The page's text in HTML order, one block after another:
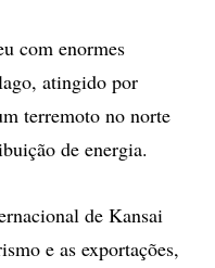
com enormes
atingido por
terremoto no norte
de energia.
de Kansai
e as exportações,